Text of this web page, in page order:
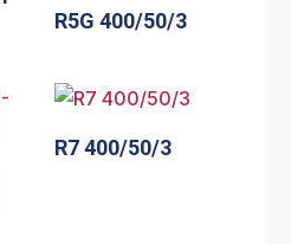
R5G 400/50/3
R7 400/50/3